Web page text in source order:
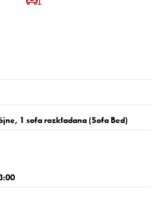
1 sofa rozkładana (Sofa Bed)